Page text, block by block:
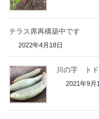
テラス席再構築中です
2022年4月18日
川の字 トド
2021年9月